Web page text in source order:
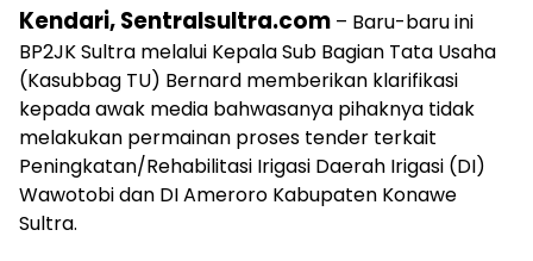
Kendari, Sentralsultra.com – Baru-baru ini
BP2JK Sultra melalui Kepala Sub Bagian Tata Usaha
(Kasubbag TU) Bernard memberikan klarifikasi
kepada awak media bahwasanya pihaknya tidak
melakukan permainan proses tender terkait
Peningkatan/Rehabilitasi Irigasi Daerah Irigasi (DI)
Wawotobi dan DI Ameroro Kabupaten Konawe
Sultra.